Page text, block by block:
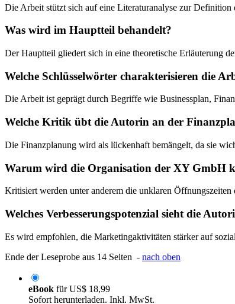
Die Arbeit stützt sich auf eine Literaturanalyse zur Definition
Was wird im Hauptteil behandelt?
Der Hauptteil gliedert sich in eine theoretische Erläuterung
Welche Schlüsselwörter charakterisieren die
Die Arbeit ist geprägt durch Begriffe wie Businessplan,
Welche Kritik übt die Autorin an der
Die Finanzplanung wird als lückenhaft bemängelt, da sie
Warum wird die Organisation der XY GmbH
Kritisiert werden unter anderem die unklaren
Welches Verbesserungspotenzial sieht die
Es wird empfohlen, die Marketingaktivitäten stärker auf
Ende der Leseprobe aus 14 Seiten - nach oben
eBook fürUS$ 18,99
Sofort herunterladen. Inkl. MwSt.